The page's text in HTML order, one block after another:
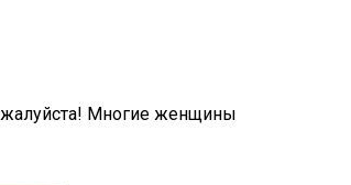
Многие женщины